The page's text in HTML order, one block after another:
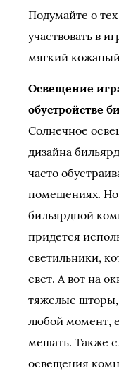
Подумайте о
участвовать в
мягкий
Освещение
обустройстве
Солнечное
дизайна
часто
помещениях.
бильярдной
придется
светильники,
свет. А вот на
тяжелые шторы,
любой момент,
мешать. Также
освещения